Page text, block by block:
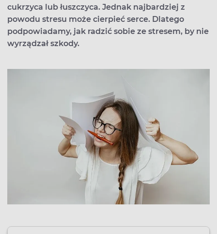
cukrzyca lub łuszczyca. Jednak najbardziej z
powodu stresu może cierpieć serce. Dlatego
podpowiadamy, jak radzić sobie ze stresem, by nie
wyrządzał szkody.